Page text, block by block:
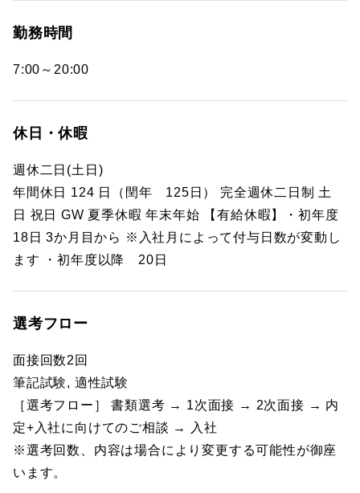
勤務時間
7:00～20:00
休日・休暇
週休二日(土日)
年間休日 124 日（閏年 125日） 完全週休二日制 土
日 祝日 GW 夏季休暇 年末年始 【有給休暇】・初年度
18日 3か月目から ※入社月によって付与日数が変動し
ます ・初年度以降 20日
選考フロー
面接回数2回
筆記試験, 適性試験
［選考フロー］ 書類選考 → 1次面接 → 2次面接 → 内
定+入社に向けてのご相談 → 入社
※選考回数、内容は場合により変更する可能性が御座
います。